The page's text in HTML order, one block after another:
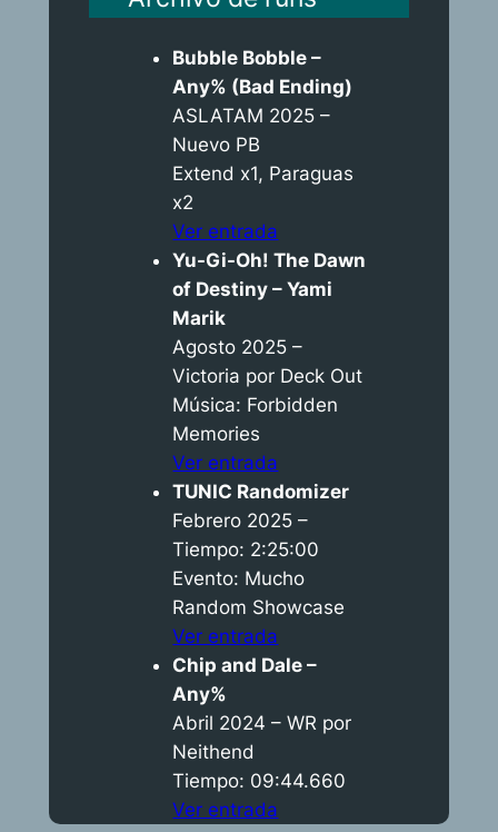
Bubble Bobble –
Any% (Bad Ending)
ASLATAM 2025 –
Nuevo PB
Extend x1, Paraguas
x2
Ver entrada
Yu-Gi-Oh! The Dawn
of Destiny – Yami
Marik
Agosto 2025 –
Victoria por Deck Out
Música: Forbidden
Memories
Ver entrada
TUNIC Randomizer
Febrero 2025 –
Tiempo: 2:25:00
Evento: Mucho
Random Showcase
Ver entrada
Chip and Dale –
Any%
Abril 2024 – WR por
Neithend
Tiempo: 09:44.660
Ver entrada